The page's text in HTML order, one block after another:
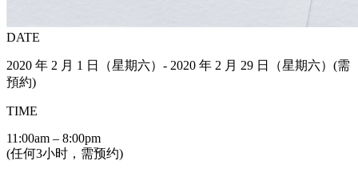
DATE
2020 年 2 月 1 日（星期六）- 2020 年 2 月 29 日（星期六）(需
預約)
TIME
11:00am – 8:00pm
(任何3小时，需预约)